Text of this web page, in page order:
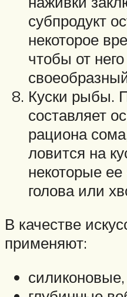
субпродукт
некоторое
чтобы от
Куски рыбы.
составляет
рациона
ловится на
некоторые ее
голова или
В качестве
применяют: